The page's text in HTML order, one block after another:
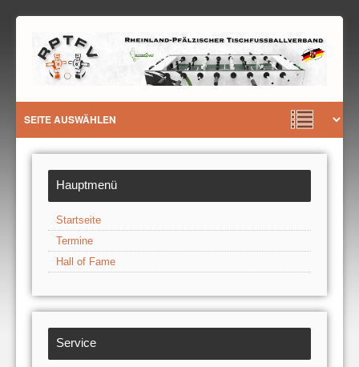
Hauptmenü
Startseite
Termine
Hall of Fame
Service